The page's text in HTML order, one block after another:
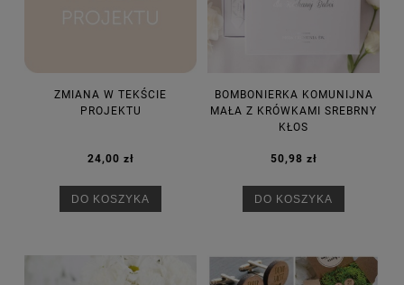
ZMIANA W TEKŚCIE
PROJEKTU
24,00 zł
DO KOSZYKA
BOMBONIERKA KOMUNIJNA
MAŁA Z KRÓWKAMI SREBRNY
KŁOS
50,98 zł
DO KOSZYKA